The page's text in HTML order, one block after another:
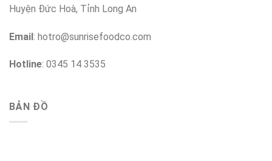
Huyện Đức Hoà, Tỉnh Long An
Email: hotro@sunrisefoodco.com
Hotline: 0345 14 3535
BẢN ĐỒ